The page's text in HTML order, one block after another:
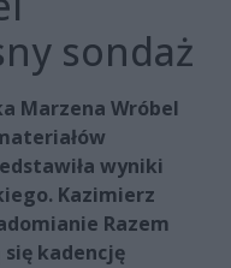
sondaż
Marzena Wróbel
wyniki
Kazimierz
Razem
kadencję